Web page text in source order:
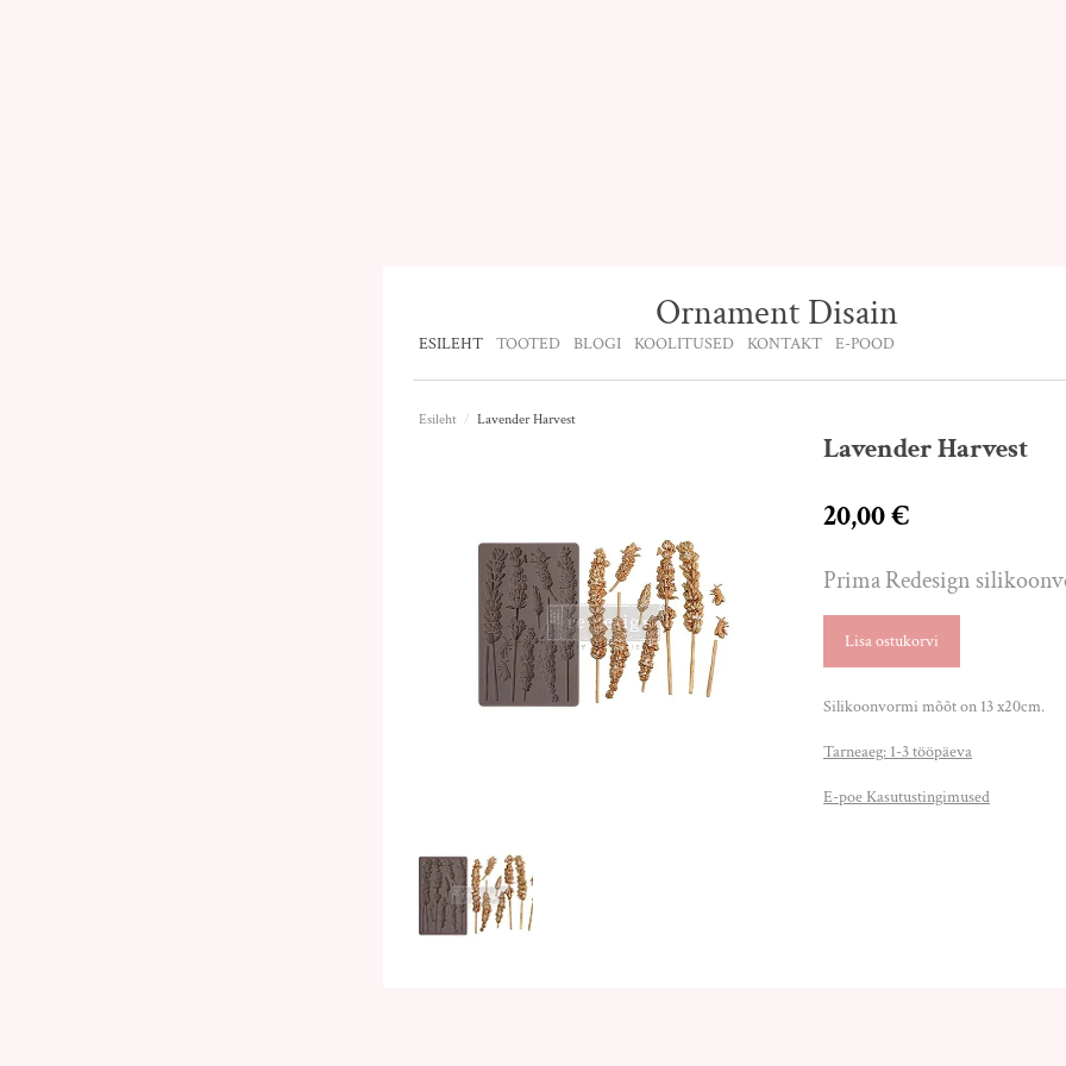
Ornament Disain
ESILEHT TOOTED BLOGI KOOLITUSED KONTAKT E-POOD
Esileht / Lavender Harvest
Lavender Harvest
20,00 €
Prima Redesign
Lisa ostukorvi
Silikoonvormi mõõt on 13 x20cm.
Tarneaeg: 1-3 tööpäeva
E-poe Kasutustingimused